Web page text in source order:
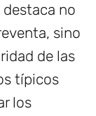
destaca no
sino
de las
típicos
los